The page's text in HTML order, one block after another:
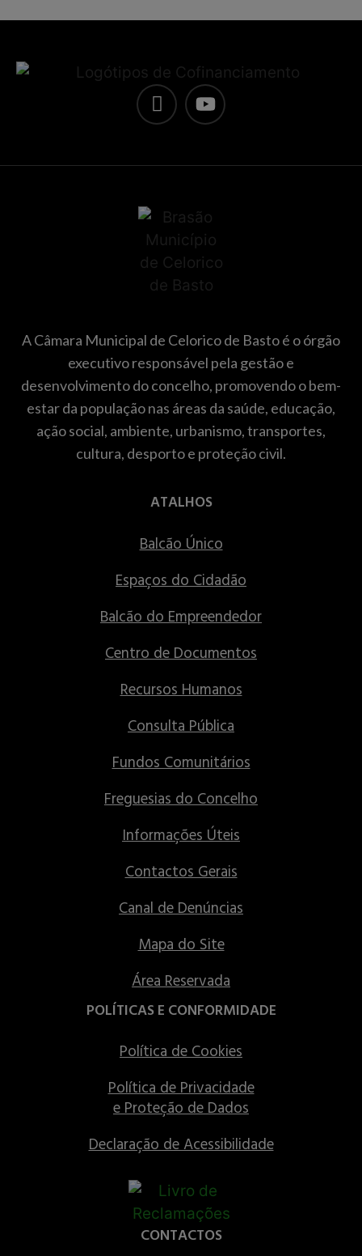
A Câmara Municipal de Celorico de Basto é o órgão
executivo responsável pela gestão e
desenvolvimento do concelho, promovendo o bem-
estar da população nas áreas da saúde, educação,
ação social, ambiente, urbanismo, transportes,
cultura, desporto e proteção civil.
ATALHOS
Balcão Único
Espaços do Cidadão
Balcão do Empreendedor
Centro de Documentos
Recursos Humanos
Consulta Pública
Fundos Comunitários
Freguesias do Concelho
Informações Úteis
Contactos Gerais
Canal de Denúncias
Mapa do Site
Área Reservada
POLÍTICAS E CONFORMIDADE
Política de Cookies
Política de Privacidade
e Proteção de Dados
Declaração de Acessibilidade
CONTACTOS